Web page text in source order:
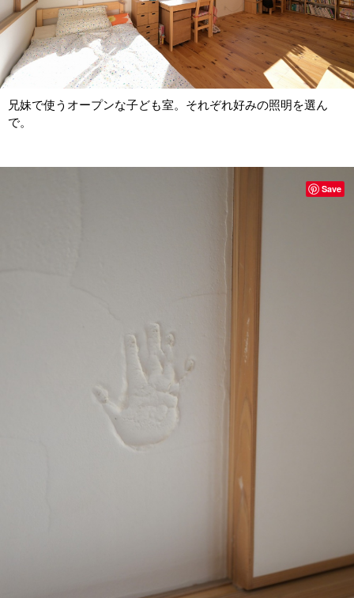
兄妹で使うオープンな子ども室。それぞれ好みの照明を選ん
で。
Save